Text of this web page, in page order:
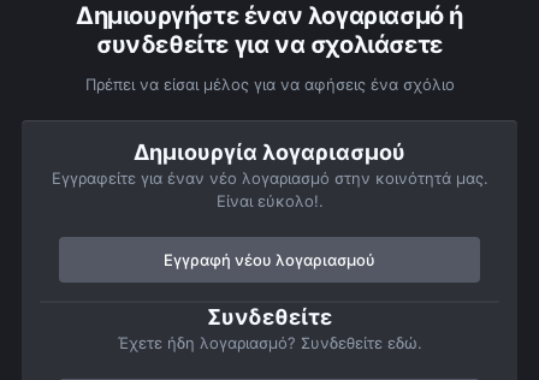
Δημιουργήστε έναν λογαριασμό ή
συνδεθείτε για να σχολιάσετε
Πρέπει να είσαι μέλος για να αφήσεις ένα σχόλιο
Δημιουργία λογαριασμού
Εγγραφείτε για έναν νέο λογαριασμό στην κοινότητά μας.
Είναι εύκολο!.
Εγγραφή νέου λογαριασμού
Συνδεθείτε
Έχετε ήδη λογαριασμό? Συνδεθείτε εδώ.